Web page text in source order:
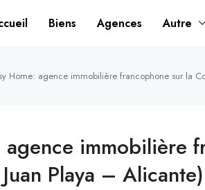
Biens Agences Autre
Home: agence immobilière francophone sur la
agence immobilière
Playa – Alicante)